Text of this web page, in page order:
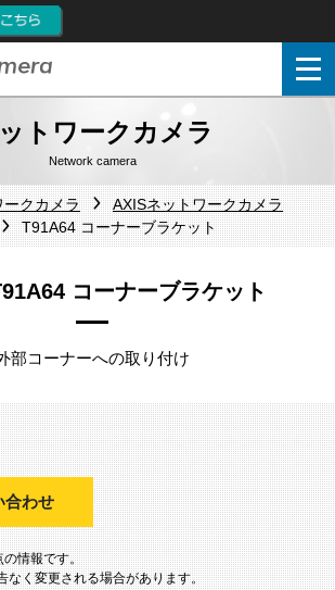
トワークカメラ
Network camera
ークカメラ
AXISネットワークカメラ
T91A64 コーナーブラケット
コーナーブラケット
部コーナーへの取り付け
合わせ
情報です。
なく変更される場合があります。